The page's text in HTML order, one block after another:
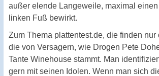
außer elende Langeweile, maximal
linken Fuß bewirkt.
Zum Thema plattentest.de, die finden nur
die von Versagern, wie Drogen Pete
Tante Winehouse stammt. Man
gern mit seinen Idolen. Wenn man sich